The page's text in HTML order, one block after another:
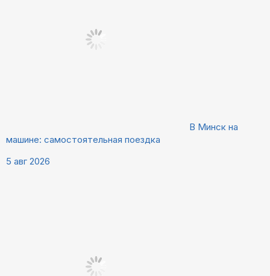
В Минск на
машине: самостоятельная поездка
5 авг 2026